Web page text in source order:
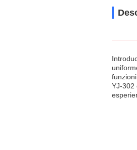
YJ-302